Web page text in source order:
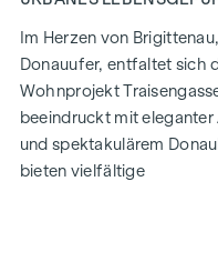
Im Herzen von
Donauufer, entfaltet sich
Wohnprojekt
beeindruckt mit
und spektakulärem
bieten vielfältige